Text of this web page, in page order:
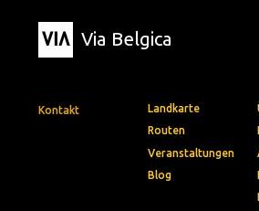
Via Belgica
Kontakt
Landkarte
Routen
Veranstaltungen
Blog